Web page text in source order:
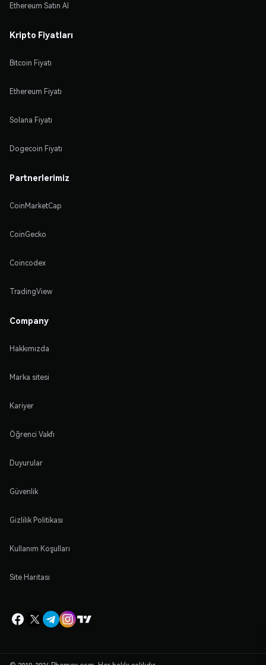
Ethereum Satın Al
Kripto Fiyatları
Bitcoin Fiyatı
Ethereum Fiyatı
Solana Fiyatı
Dogecoin Fiyatı
Partnerlerimiz
CoinMarketCap
CoinGecko
Coincodex
TradingView
Company
Hakkımızda
Marka sitesi
Kariyer
Öğrenci Vakfı
Duyurular
Güvenlik
Gizlilik Politikası
Kullanım Koşulları
Site Haritası